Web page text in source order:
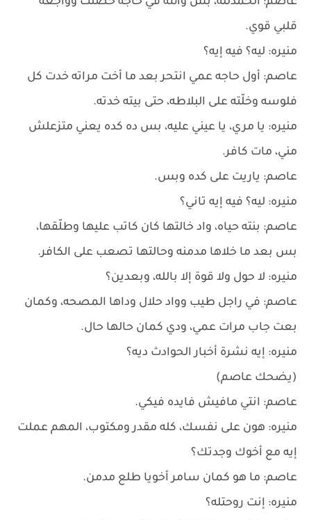
قلبي قوي.
منيره: ليه؟ فيه إيه؟
عاصم: أول حاجه عمي انتحر بعد ما أخت مراته خدت كل
فلوسه وخلّته على البلاطه، حتى بيته خدته.
منيره: يا مري، يا عيني عليه، بس ده كده يعني متزعلش
مني، مات كافر.
عاصم: ياريت على كده وبس.
منيره: ليه؟ فيه إيه تاني؟
عاصم: بنته حياه، واد خالتها كان كاتب عليها وطلّقها،
بس بعد ما خلاها مدمنه وحالتها تصعب على الكافر.
منيره: لا حول ولا قوة إلا بالله، وبعدين؟
عاصم: في راجل طيب وواد حلال وداها المصحه، وكمان
بعت جاب مرات عمي، ودي كمان حالها حال.
منيره: إيه نشرة أخبار الحوادث ديه؟
(يضحك عاصم)
عاصم: انتي مافيش فايده فيكي.
منيره: هون على نفسك، كله مقدر ومكتوب، المهم عملت
إيه مع أخوك وجدتك؟
عاصم: ما هو كمان سامر أخويا طلع مدمن.
منيره: إنت روحتله؟